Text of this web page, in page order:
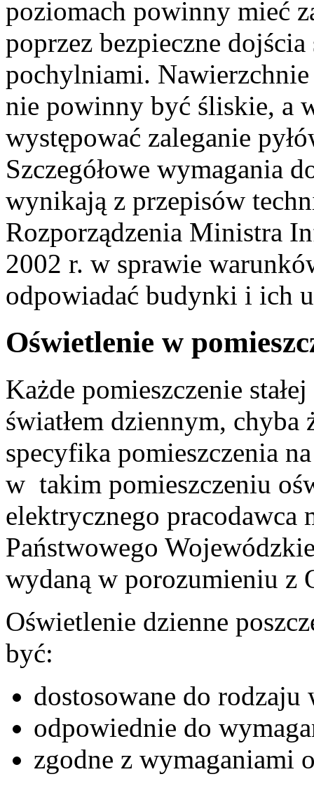
poziomach powinny mieć
poprzez bezpieczne
pochylniami.
nie powinny być śliskie, a
występować zaleganie
Szczegółowe wymagania
wynikają z przepisów
Rozporządzenia Ministra
2002 r. w sprawie
odpowiadać budynki i ich
Oświetlenie w
Każde pomieszczenie
światłem dziennym,
specyfika pomieszczenia
w takim pomieszczeniu
elektrycznego pracodawca
Państwowego
wydaną w porozumieniu z
Oświetlenie dzienne
być:
dostosowane do
odpowiednie do
zgodne z wymaganiami